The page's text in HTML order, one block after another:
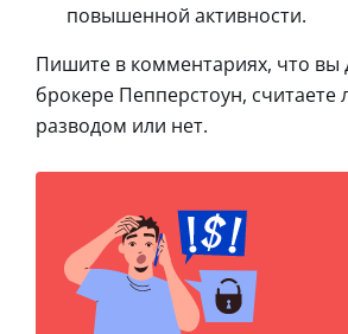
повышенной активности.
Пишите в комментариях, что вы
брокере Пепперстоун, считаете
разводом или нет.